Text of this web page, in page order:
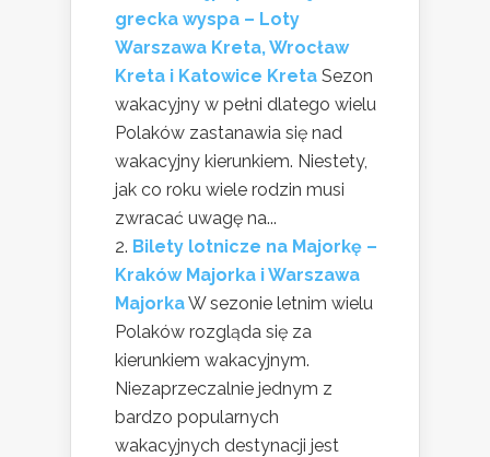
grecka wyspa – Loty
Warszawa Kreta, Wrocław
Kreta i Katowice Kreta Sezon
wakacyjny w pełni dlatego wielu
Polaków zastanawia się nad
wakacyjny kierunkiem. Niestety,
jak co roku wiele rodzin musi
zwracać uwagę na...
Bilety lotnicze na Majorkę –
Kraków Majorka i Warszawa
MajorkaW sezonie letnim wielu
Polaków rozgląda się za
kierunkiem wakacyjnym.
Niezaprzeczalnie jednym z
bardzo popularnych
wakacyjnych destynacji jest